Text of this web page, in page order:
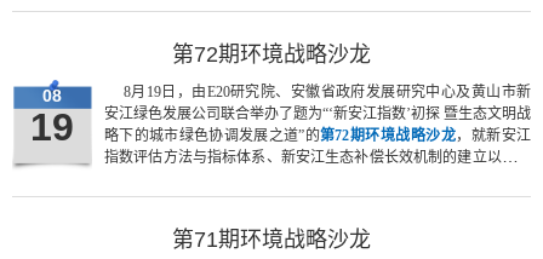
第72期环境战略沙龙
08
19
8月19日，由E20研究院、安徽省政府发展研究中心及黄山市新
安江绿色发展公司联合举办了题为“‘新安江指数’初探 暨生态文明战
略下的城市绿色协调发展之道”的第72期环境战略沙龙，就新安江
指数评估方法与指标体系、新安江生态补偿长效机制的建立以及成
第71期环境战略沙龙